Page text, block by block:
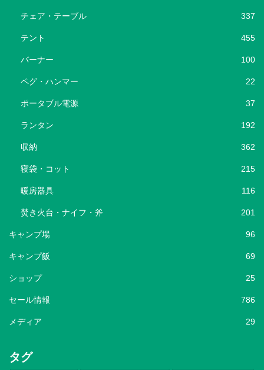
チェア・テーブル 337
テント 455
バーナー 100
ペグ・ハンマー 22
ポータブル電源 37
ランタン 192
収納 362
寝袋・コット 215
暖房器具 116
焚き火台・ナイフ・斧 201
キャンプ場 96
キャンプ飯 69
ショップ 25
セール情報 786
メディア 29
タグ